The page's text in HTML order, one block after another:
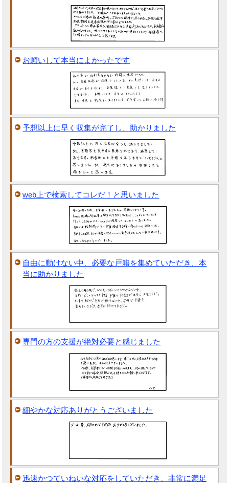
お願いして本当によかったです
予想以上に早く収集が完了し、助かりました
web上で検索してコレだ！と思いました
自由に動けない中、必要な戸籍を集めていただき、本
当に助かりました
専門の方の支援が絶対必要と感じました
細やかな対応ありがとうございました
迅速かつていねいな対応をしていただき、非常に満足